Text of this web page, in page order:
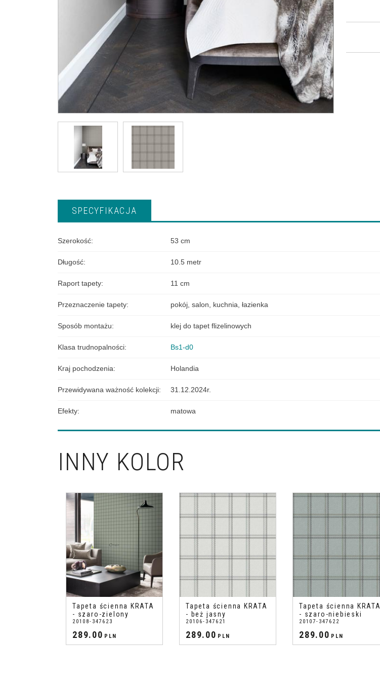
SPECYFIKACJA
Szerokość: 53 cm
Długość: 10.5 metr
Raport tapety: 11 cm
Przeznaczenie tapety: pokój salon kuchnia łazienka
Sposób montażu: klej do tapet flizelinowych
Klasa trudnopalności: Bs1-d0
Kraj pochodzenia: Holandia
Przewidywana ważność kolekcji: 31.12.2024r.
Efekty: matowa
INNY KOLOR
Tapeta ścienna KRATA
- szaro-zielony
20108-347623
289.00 PLN
Tapeta ścienna KRATA
- beż jasny
20106-347621
289.00 PLN
Tapeta ścienna KRATA
- szaro-niebieski
20107-347622
289.00 PLN